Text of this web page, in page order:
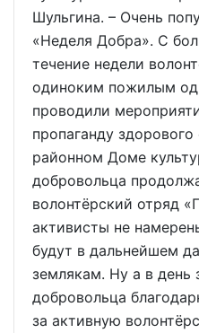
Шульгина. – Очень
«Неделя Добра». С
течение недели
одиноким пожилым
проводили
пропаганду
районном Доме
добровольца
волонтёрский отряд
активисты не
будут в дальнейшем
землякам. Ну а в день
добровольца
за активную